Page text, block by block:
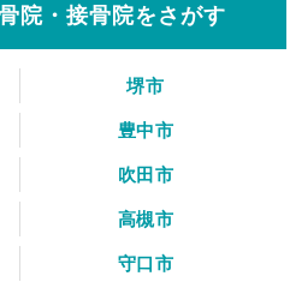
院・接骨院をさがす
堺市
豊中市
吹田市
高槻市
守口市